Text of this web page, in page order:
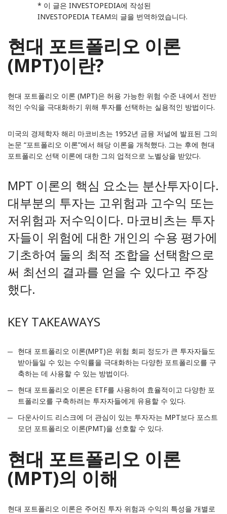
* 이 글은 INVESTOPEDIA에 작성된
INVESTOPEDIA TEAM의 글을 번역하였습니다.
현대 포트폴리오 이론
(MPT)이란?
현대 포트폴리오 이론 (MPT)은 허용 가능한 위험 수준 내에서 전반
적인 수익을 극대화하기 위해 투자를 선택하는 실용적인 방법이다.
미국의 경제학자 해리 마코비츠는 1952년 금융 저널에 발표된 그의
논문 “포트폴리오 이론”에서 해당 이론을 개척했다. 그는 후에 현대
포트폴리오 선택 이론에 대한 그의 업적으로 노벨상을 받았다.
MPT 이론의 핵심 요소는 분산투자이다.
대부분의 투자는 고위험과 고수익 또는
저위험과 저수익이다. 마코비츠는 투자
자들이 위험에 대한 개인의 수용 평가에
기초하여 둘의 최적 조합을 선택함으로
써 최선의 결과를 얻을 수 있다고 주장
했다.
KEY TAKEAWAYS
현대 포트폴리오 이론(MPT)은 위험 회피 정도가 큰 투자자들도
받아들일 수 있는 수익률을 극대화하는 다양한 포트폴리오를 구
축하는 데 사용할 수 있는 방법이다.
현대 포트폴리오 이론은 ETF를 사용하여 효율적이고 다양한 포
트폴리오를 구축하려는 투자자들에게 유용할 수 있다.
다운사이드 리스크에 더 관심이 있는 투자자는 MPT보다 포스트
모던 포트폴리오 이론(PMT)을 선호할 수 있다.
현대 포트폴리오 이론
(MPT)의 이해
현대 포트폴리오 이론은 주어진 투자 위험과 수익의 특성을 개별로